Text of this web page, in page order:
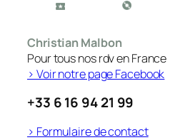
Christian Malbon
Pour tous nos rdv en France
> Voir notre page Facebook
+33 6 16 94 21 99
> Formulaire de contact